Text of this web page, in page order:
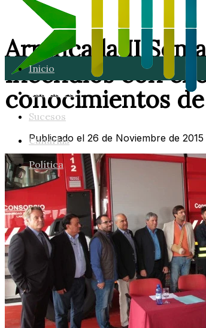
Inicio
Lanzarote
Sucesos
Canarias
Política
Arranca la II
Incendios con el
conocimientos
Publicado el 26 de Noviembre de